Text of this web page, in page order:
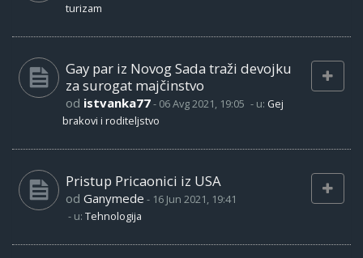
turizam
Gay par iz Novog Sada traži devojku
za surogat majčinstvo
od istvanka77- 06 Avg 2021, 19:05 - u: Gej
brakovi i roditeljstvo
Pristup Pricaonici iz USA
od Ganymede - 16 Jun 2021, 19:41
- u: Tehnologija